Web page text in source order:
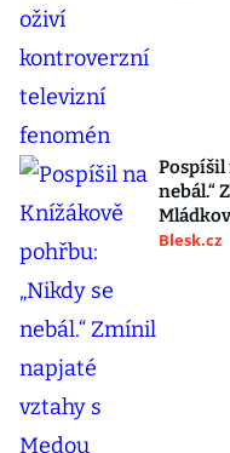
Pospíšil
nebál.“
Blesk.cz